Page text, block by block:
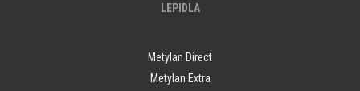
LEPIDLA
Metylan Direct
Metylan Extra